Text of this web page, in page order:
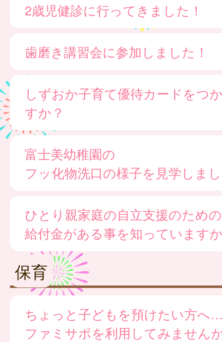
2歳児健診に行ってきました！
歯磨き講習会に参加しました！
しずおか子育て優待カードをつ
すか？
富士美幼稚園の
フッ化物洗口の様子を見学しま
ひとり親家庭の自立支援のための
給付金がある事を知っています
保育
ちょっと子どもを預けたい方へ
ファミサポを利用してみません